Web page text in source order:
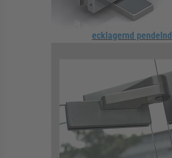
ecklagernd pendelnd